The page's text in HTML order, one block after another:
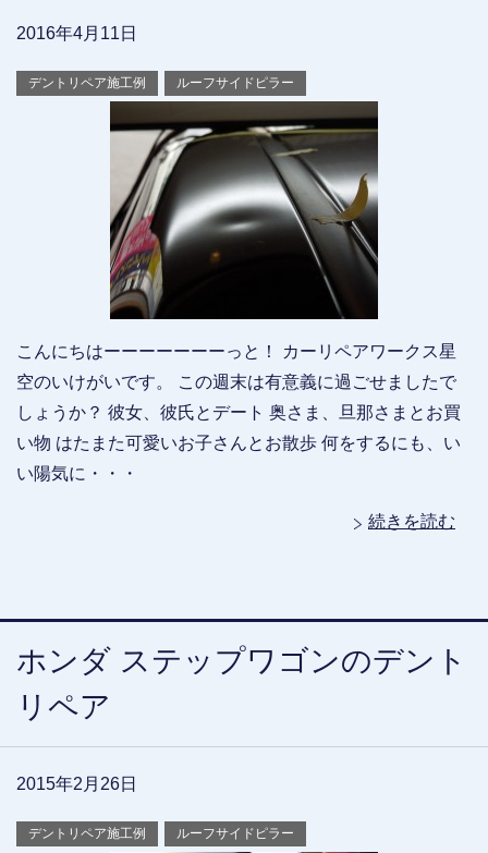
2016年4月11日
デントリペア施工例 ルーフサイドピラー
こんにちはーーーーーーーっと！ カーリペアワークス星
空のいけがいです。 この週末は有意義に過ごせましたで
しょうか？ 彼女、彼氏とデート 奥さま、旦那さまとお買
い物 はたまた可愛いお子さんとお散歩 何をするにも、い
い陽気に・・・
続きを読む
ホンダ ステップワゴンのデント
リペア
2015年2月26日
デントリペア施工例 ルーフサイドピラー